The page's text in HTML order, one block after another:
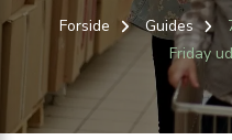
Forside Guides
Friday